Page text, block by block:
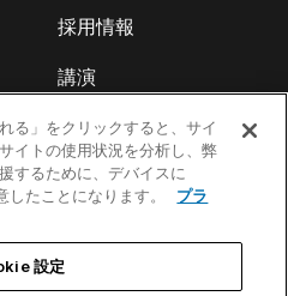
採用情報
講演
イベント
開発者ブログ
る」をクリックすると、サイ
イトの使用状況を分析し、弊
するために、デバイスに
たことになります。
プラ
設定